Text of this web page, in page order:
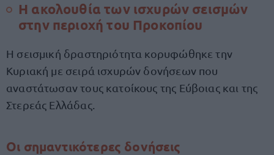
Η ακολουθία των ισχυρών σεισμών
στην περιοχή του Προκοπίου
Η σεισμική δραστηριότητα κορυφώθηκε την
Κυριακή με σειρά ισχυρών δονήσεων που
αναστάτωσαν τους κατοίκους της Εύβοιας και της
Στερεάς Ελλάδας.
Οι σημαντικότερες δονήσεις